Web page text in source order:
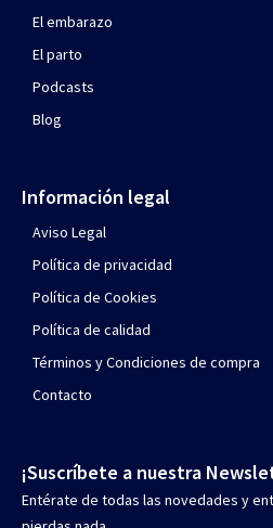
Curso de
Materno-Fetal
Fecha de inicio